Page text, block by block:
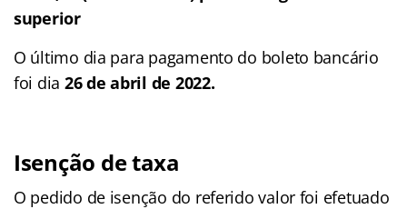
superior
O último dia para pagamento do boleto bancário
foi dia 26 de abril de 2022.
Isenção de taxa
O pedido de isenção do referido valor foi efetuado